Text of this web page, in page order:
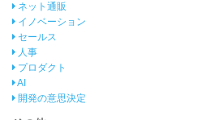
ネット通販
イノベーション
セールス
人事
プロダクト
AI
開発の意思決定